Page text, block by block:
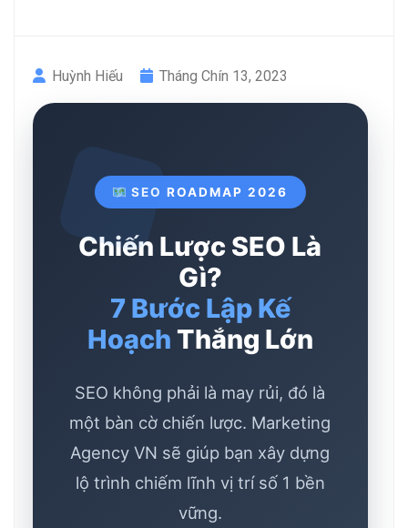
Huỳnh Hiếu Tháng Chín 13, 2023
SEO ROADMAP 2026
Chiến Lược SEO Là
Gì?
7 Bước Lập Kế
Hoạch Thắng Lớn
SEO không phải là may rủi, đó là
một bàn cờ chiến lược. Marketing
Agency VN sẽ giúp bạn xây dựng
lộ trình chiếm lĩnh vị trí số 1 bền
vững.